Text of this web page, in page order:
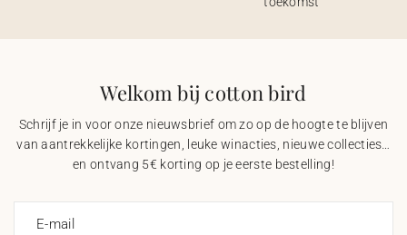
Welkom bij cotton bird
Schrijf je in voor onze nieuwsbrief om zo op de hoogte te blijven
van aantrekkelijke kortingen, leuke winacties, nieuwe collecties…
en ontvang 5€ korting op je eerste bestelling!
E-mail